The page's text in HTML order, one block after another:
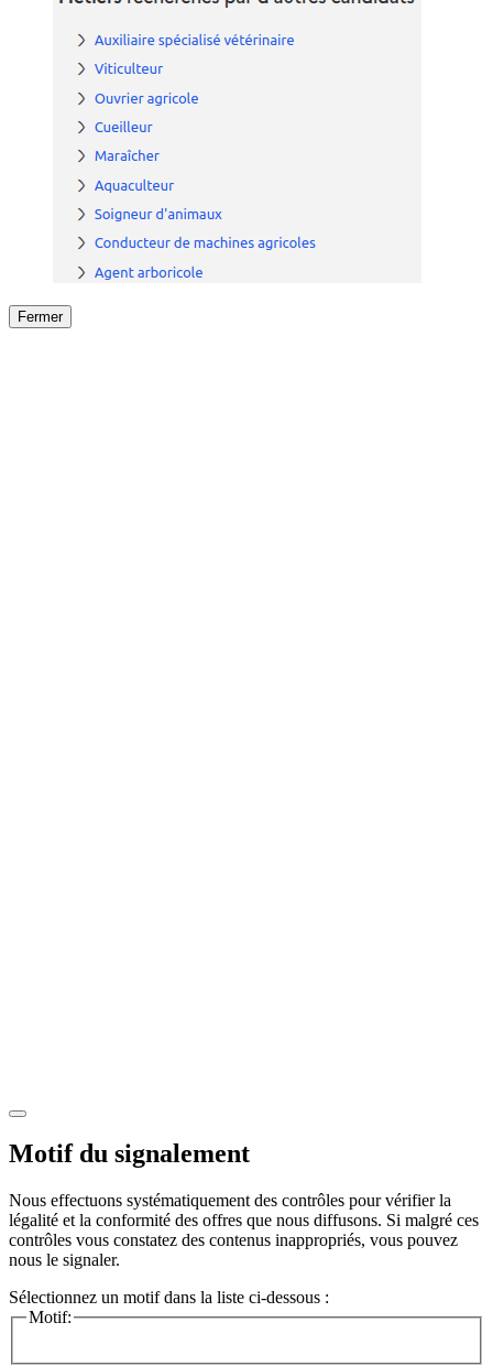
Fermer
Motif du signalement
Nous effectuons systématiquement des contrôles pour vérifier la
légalité et la conformité des offres que nous diffusons. Si malgré ces
contrôles vous constatez des contenus inappropriés, vous pouvez
nous le signaler.
Sélectionnez un motif dans la liste ci-dessous :
Motif: